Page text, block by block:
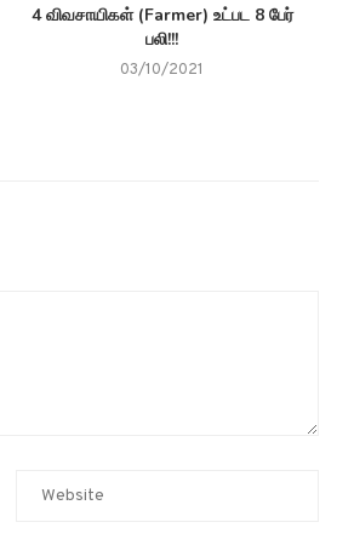
4 விவசாயிகள் (Farmer) உட்பட 8 பேர்
பலி!!!
03/10/2021